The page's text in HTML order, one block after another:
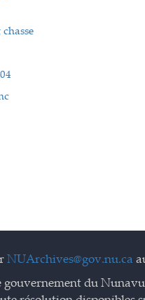
NUArchives@gov.nu.ca
gouvernement du